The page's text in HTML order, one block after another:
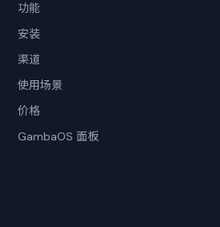
功能
安装
渠道
使用场景
价格
GambaOS 面板